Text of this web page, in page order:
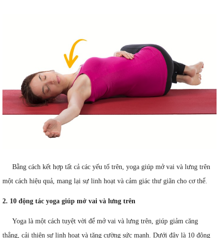
Bằng cách kết hợp tất cả các yếu tố trên, yoga giúp mở vai và lưng trên
một cách hiệu quả, mang lại sự linh hoạt và cảm giác thư giãn cho cơ thể.
2. 10 động tác yoga giúp mở vai và lưng trên
Yoga là một cách tuyệt vời để mở vai và lưng trên, giúp giảm căng
thẳng, cải thiện sự linh hoạt và tăng cường sức mạnh. Dưới đây là 10 động